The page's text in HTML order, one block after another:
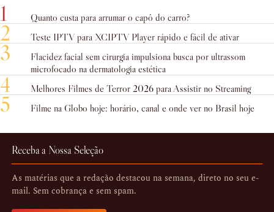
1 Quanto custa para arrumar o capô do carro?
2 Teste IPTV para XCIPTV Player rápido e fácil de ativar
3
Flacidez facial sem cirurgia impulsiona busca por ultrassom
microfocado na dermatologia estética
4 Melhores Filmes de Terror 2026 para Assistir no Streaming
5 Filme na Globo hoje: horário, canal e onde ver no Brasil hoje
Receba a Nossa Seleção
As matérias que a redação destacou na semana, direto no seu e-
mail. Sem cobrança e sem spam.